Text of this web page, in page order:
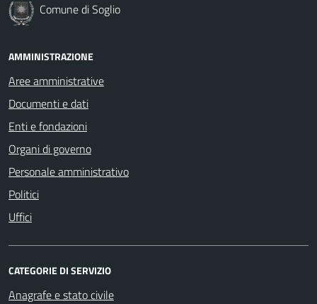
Comune di Soglio
AMMINISTRAZIONE
Aree amministrative
Documenti e dati
Enti e fondazioni
Organi di governo
Personale amministrativo
Politici
Uffici
CATEGORIE DI SERVIZIO
Anagrafe e stato civile